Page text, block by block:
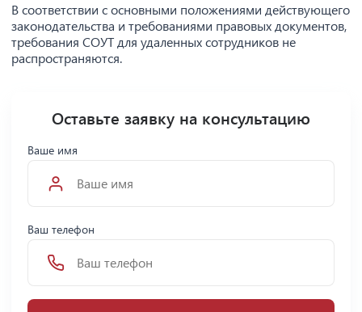
В соответствии с основными положениями действующего
законодательства и требованиями правовых документов,
требования СОУТ для удаленных сотрудников не
распространяются.
Оставьте заявку на консультацию
Ваше имя
Ваш телефон